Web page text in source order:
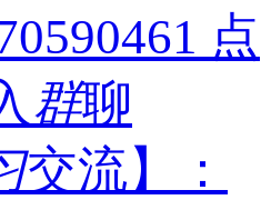
点
群聊
交流】：